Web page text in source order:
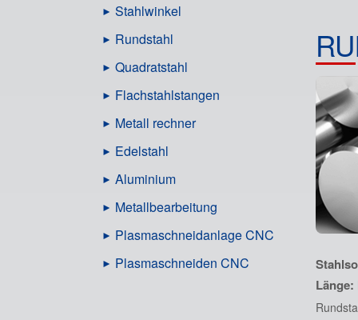
Stahlwinkel
Rundstahl
Quadratstahl
Flachstahlstangen
Metall rechner
Edelstahl
Aluminium
Metallbearbeitung
Plasmaschneidanlage CNC
Plasmaschneiden CNC
Länge: